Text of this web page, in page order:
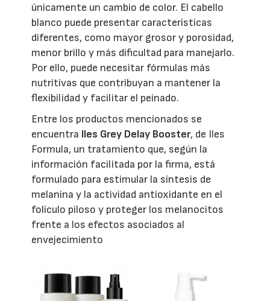
únicamente un cambio de color. El cabello
blanco puede presentar características
diferentes, como mayor grosor y porosidad,
menor brillo y más dificultad para manejarlo.
Por ello, puede necesitar fórmulas más
nutritivas que contribuyan a mantener la
flexibilidad y facilitar el peinado.
Entre los productos mencionados se
encuentra Iles Grey Delay Booster, de Iles
Formula, un tratamiento que, según la
información facilitada por la firma, está
formulado para estimular la síntesis de
melanina y la actividad antioxidante en el
folículo piloso y proteger los melanocitos
frente a los efectos asociados al
envejecimiento